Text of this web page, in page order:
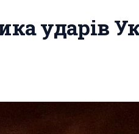
ударів